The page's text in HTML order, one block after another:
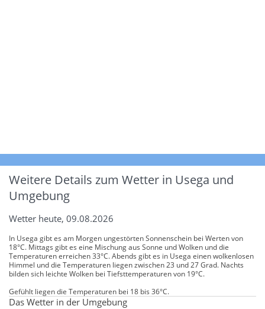
Weitere Details zum Wetter in Usega und
Umgebung
Wetter heute, 09.08.2026
In Usega gibt es am Morgen ungestörten Sonnenschein bei Werten von
18°C. Mittags gibt es eine Mischung aus Sonne und Wolken und die
Temperaturen erreichen 33°C. Abends gibt es in Usega einen wolkenlosen
Himmel und die Temperaturen liegen zwischen 23 und 27 Grad. Nachts
bilden sich leichte Wolken bei Tiefsttemperaturen von 19°C.
Gefühlt liegen die Temperaturen bei 18 bis 36°C.
Das Wetter in der Umgebung